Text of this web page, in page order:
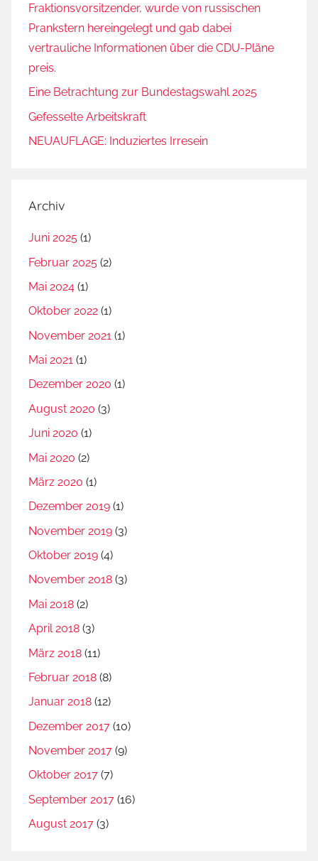
Fraktionsvorsitzender, wurde von russischen
Prankstern hereingelegt und gab dabei
vertrauliche Informationen über die CDU-Pläne
preis.
Eine Betrachtung zur Bundestagswahl 2025
Gefesselte Arbeitskraft
NEUAUFLAGE: Induziertes Irresein
Archiv
Juni 2025 (1)
Februar 2025 (2)
Mai 2024 (1)
Oktober 2022 (1)
November 2021 (1)
Mai 2021 (1)
Dezember 2020 (1)
August 2020 (3)
Juni 2020 (1)
Mai 2020 (2)
März 2020 (1)
Dezember 2019 (1)
November 2019 (3)
Oktober 2019 (4)
November 2018 (3)
Mai 2018 (2)
April 2018 (3)
März 2018 (11)
Februar 2018 (8)
Januar 2018 (12)
Dezember 2017 (10)
November 2017 (9)
Oktober 2017 (7)
September 2017 (16)
August 2017 (3)